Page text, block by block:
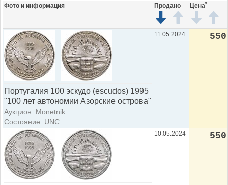
Фото и информация Продано Цена*
Португалия 100 эскудо (escudos) 1995
"100 лет автономии Азорские острова"
Аукцион: Monetnik
Состояние: UNC
11.05.2024 550
10.05.2024 550